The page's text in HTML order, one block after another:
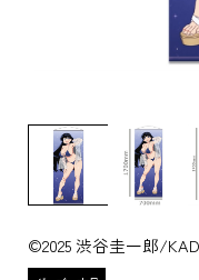
©2025 渋谷圭一郎/